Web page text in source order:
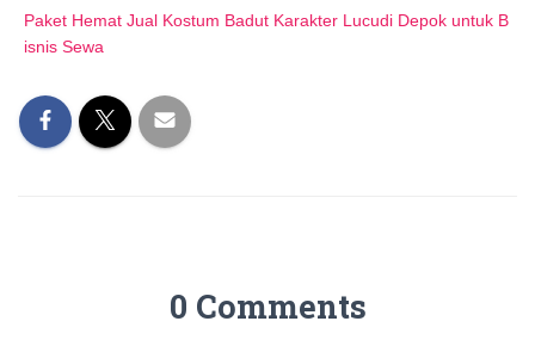
Paket Hemat Jual Kostum Badut Karakter Lucudi Depok untuk B
isnis Sewa
0 Comments